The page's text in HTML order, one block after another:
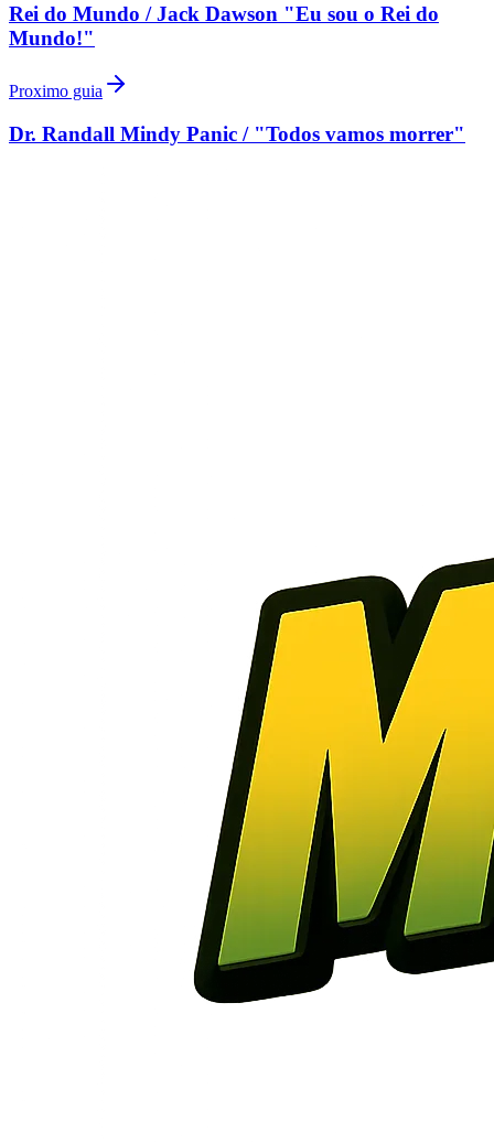
Rei do Mundo / Jack Dawson "Eu sou o Rei do
Mundo!"
Proximo guia
Dr. Randall Mindy Panic / "Todos vamos morrer"